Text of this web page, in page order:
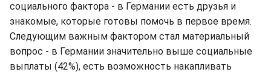
социального фактора - в Германии есть друзья и
знакомые, которые готовы помочь в первое время.
Следующим важным фактором стал материальный
вопрос - в Германии значительно выше социальные
выплаты (42%), есть возможность накапливать